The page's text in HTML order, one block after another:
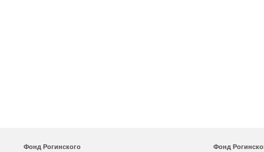
Фонд Рогинского
Фонд